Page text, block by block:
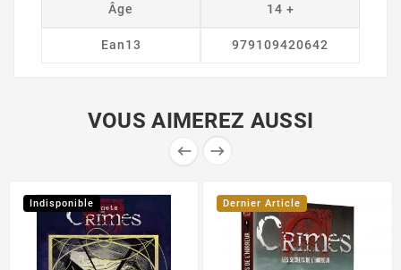
Âge 14 +
Ean13 979109420642
VOUS AIMEREZ AUSSI
 
Indisponible Dernier Article